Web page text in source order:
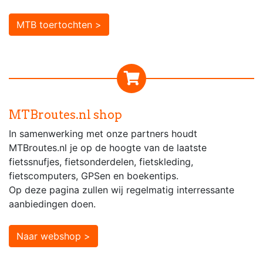
MTB toertochten >
MTBroutes.nl shop
In samenwerking met onze partners houdt
MTBroutes.nl je op de hoogte van de laatste
fietssnufjes, fietsonderdelen, fietskleding,
fietscomputers, GPSen en boekentips.
Op deze pagina zullen wij regelmatig interressante
aanbiedingen doen.
Naar webshop >